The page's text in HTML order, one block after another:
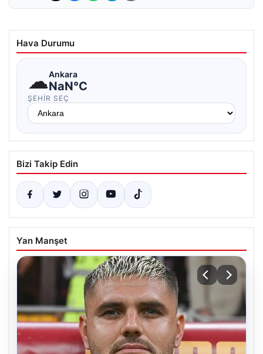
Hava Durumu
☁Ankara
NaN°C
ŞEHIR SEÇ
Bizi Takip Edin
Yan Manşet